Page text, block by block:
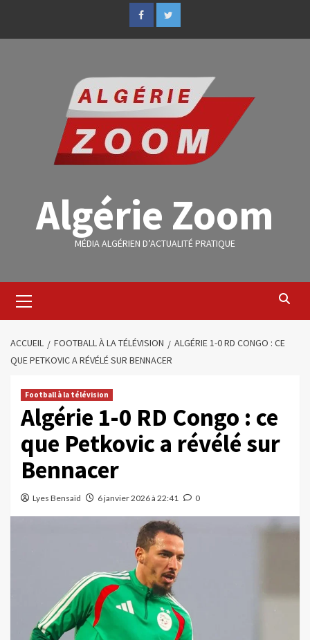
Algérie Zoom
MÉDIA ALGÉRIEN D’ACTUALITÉ PRATIQUE
ACCUEIL FOOTBALL À LA TÉLÉVISION
ALGÉRIE 1-0 RD CONGO : CE
QUE PETKOVIC A RÉVÉLÉ SUR BENNACER
Football à la télévision
Algérie 1-0 RD Congo : ce
que Petkovic a révélé sur
Bennacer
Lyes Bensaïd 6 janvier 2026 à 22:41 0